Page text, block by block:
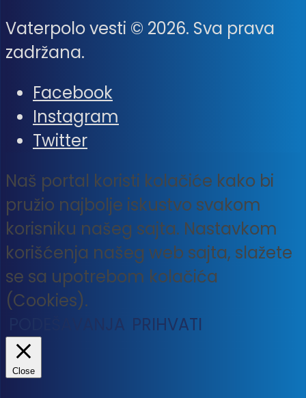
Vaterpolo vesti © 2026. Sva prava
zadržana.
Facebook
Instagram
Twitter
Naš portal koristi kolačiće kako bi
pružio najbolje iskustvo svakom
korisniku našeg sajta. Nastavkom
korišćenja našeg web sajta, slažete
se sa upotrebom kolačića
(Cookies).
PODEŠAVANJA PRIHVATI
Close